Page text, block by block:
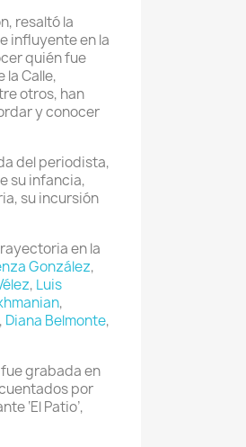
resaltó la
influyente en la
quién fue
la Calle,
otros, han
y conocer
del periodista,
su infancia,
su incursión
en la
González,
, Luis
,
, Diana Belmonte,
grabada en
por
‘El Patio’,